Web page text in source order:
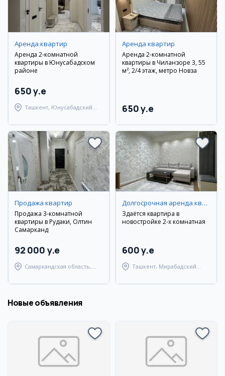
Аренда квартир
Аренда 2-комнатной
квартиры в Юнусабадском
районе
650 y.e
Ташкент, Юнусабадский
Аренда квартир
Аренда 2-комнатной
квартиры в Чиланзоре 3, 55
м², 2/4 этаж, метро Новза
650 y.e
Продажа квартир
Продажа 3-комнатной
квартиры в Рудаки, Олтин
Самарканд
92 000 y.e
Самаркандская область,
Долгосрочная аренда квартир
Здаётся квартира в
новостройке 2-х комнатная
600 y.e
Ташкент, Мирабадский
Новые объявления